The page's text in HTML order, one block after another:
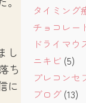
し
ち
に
タイミング
チョコレー
ドライマウ
ニキビ (5)
プレコンセ
ブログ(13)